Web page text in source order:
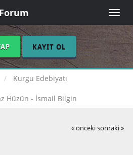
Toggle
KAYIT OL
Kurgu Edebiyatı
Hüzün - İsmail Bilgin
« önceki sonraki »